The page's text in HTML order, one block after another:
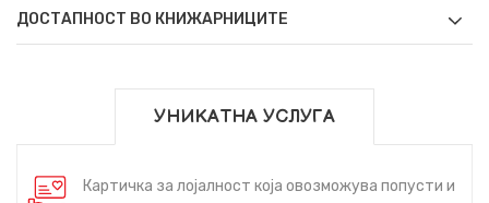
ДОСТАПНОСТ ВО КНИЖАРНИЦИТЕ
УНИКАТНА УСЛУГА
Картичка за лојалност која овозможува попусти и